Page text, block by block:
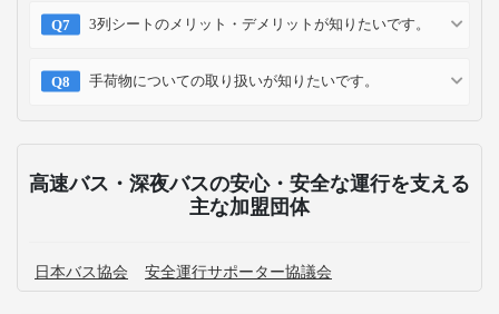
3列シートのメリット・デメリットが知りたいです。
手荷物についての取り扱いが知りたいです。
高速バス・深夜バスの安心・安全な運行を支える
主な加盟団体
日本バス協会 安全運行サポーター協議会